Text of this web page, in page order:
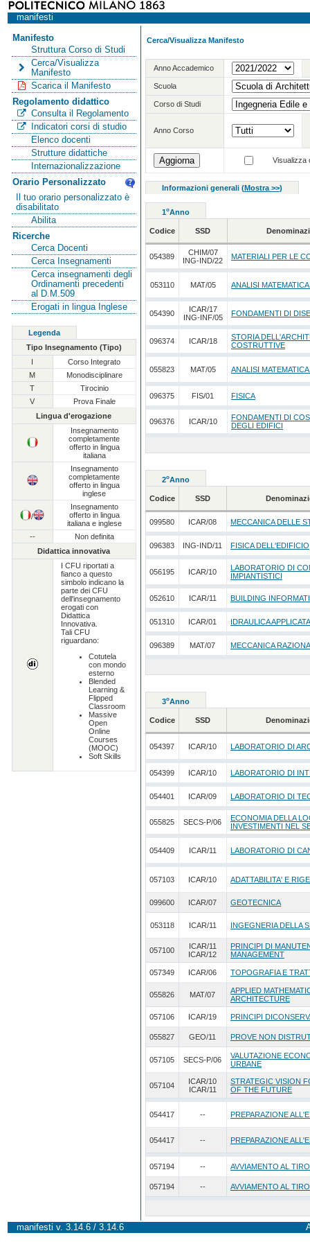
manifesti
Manifesto
Struttura Corso di Studi
Cerca/Visualizza
Manifesto
Scarica il Manifesto
Regolamento didattico
Consulta il Regolamento
Indicatori corsi di studio
Elenco docenti
Strutture didattiche
Internazionalizzazione
Orario Personalizzato
Il tuo orario personalizzato è
disabilitato
Abilita
Ricerche
Cerca Docenti
Cerca Insegnamenti
Cerca insegnamenti degli
Ordinamenti precedenti
al D.M.509
Erogati in lingua Inglese
Legenda
Tipo Insegnamento (Tipo)
I
Corso Integrato
M
Monodisciplinare
T
Tirocinio
V
Prova Finale
Lingua d'erogazione
Insegnamento
completamente
offerto in lingua
italiana
Insegnamento
completamente
offerto in lingua
inglese
/
Insegnamento
offerto in lingua
italiana e inglese
--
Non definita
Didattica innovativa
I CFU riportati a
fianco a questo
simbolo indicano la
parte dei CFU
dell'insegnamento
erogati con
Didattica
Innovativa.
Tali CFU
riguardano:
Cotutela
con mondo
esterno
Blended
Learning &
Flipped
Classroom
Massive
Open
Online
Courses
(MOOC)
Soft Skills
Cerca/Visualizza Manifesto
Anno Accademico
Scuola
Corso di Studi
Anno Corso
Visualizza
Informazioni generali (Mostra >>)
1oAnno
Codice SSD
054389
CHIM/07
ING-IND/22
MATERIALI PER LE
053110 MAT/05 ANALISI MATEMATICA
054390
ICAR/17
ING-INF/05
FONDAMENTI DI
096374 ICAR/18
STORIA
COSTRUTTIVE
055823 MAT/05 ANALISI MATEMATICA
096375 FIS/01 FISICA
096376 ICAR/10
FONDAMENTI DI
DEGLI EDIFICI
2oAnno
Codice SSD
099580 ICAR/08 MECCANICA DELLE
096383 ING-IND/11 FISICA DELL'EDIFICIO
056195 ICAR/10
LABORATORIO DI
IMPIANTISTICI
052610 ICAR/11 BUILDING
051310 ICAR/01 IDRAULICA APPLICATA
096389 MAT/07 MECCANICA
3oAnno
Codice SSD
054397 ICAR/10 LABORATORIO DI
054399 ICAR/10 LABORATORIO DI
054401 ICAR/09 LABORATORIO DI
055825 SECS-P/06
ECONOMIA DELLA
INVESTIMENTI NEL
054409 ICAR/11 LABORATORIO DI
057103 ICAR/10 ADATTABILITA' E
099600 ICAR/07 GEOTECNICA
053118 ICAR/11 INGEGNERIA DELLA
057100
ICAR/11
ICAR/12
PRINCIPI DI
MANAGEMENT
057349 ICAR/06 TOPOGRAFIA E
055826 MAT/07
APPLIED
ARCHITECTURE
057106 ICAR/19 PRINCIPI
055827 GEO/11 PROVE NON
057105 SECS-P/06
VALUTAZIONE
URBANE
057104
ICAR/10
ICAR/11
STRATEGIC VISION
OF THE FUTURE
054417 -- PREPARAZIONE
054417 -- PREPARAZIONE
057194 -- AVVIAMENTO AL
057194 -- AVVIAMENTO AL
manifesti v. 3.14.6 / 3.14.6